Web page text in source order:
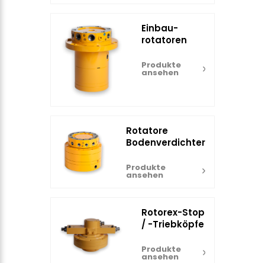
Einbau-
rotatoren
Produkte
ansehen
Rotatore
Bodenverdichter
Produkte
ansehen
Rotorex-Stop
/ -Triebköpfe
Produkte
ansehen